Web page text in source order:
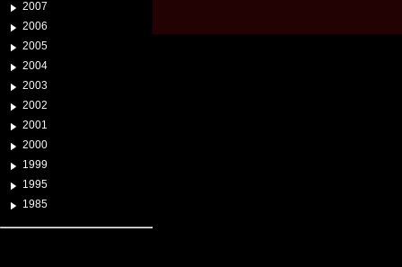
2007
2006
2005
2004
2003
2002
2001
2000
1999
1995
1985